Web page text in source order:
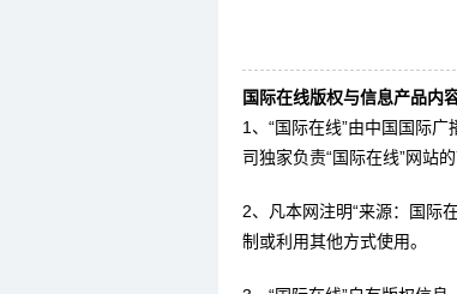
国际在线版权与信息产品内
1、“国际在线”由中国国际
司独家负责“国际在线”网站的
2、凡本网注明“来源：国际
制或利用其他方式使用。